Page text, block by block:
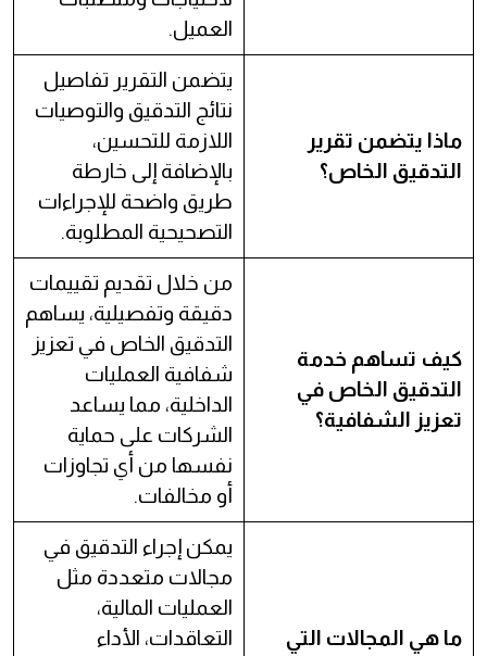
العميل.
ماذا يتضمن تقرير
التدقيق الخاص؟
يتضمن التقرير تفاصيل
نتائج التدقيق والتوصيات
اللازمة للتحسين،
بالإضافة إلى خارطة
طريق واضحة للإجراءات
التصحيحية المطلوبة.
كيف تساهم خدمة
التدقيق الخاص في
تعزيز الشفافية؟
من خلال تقديم تقييمات
دقيقة وتفصيلية، يساهم
التدقيق الخاص في تعزيز
شفافية العمليات
الداخلية، مما يساعد
الشركات على حماية
نفسها من أي تجاوزات
أو مخالفات.
ما هي المجالات التي
يمكن إجراء التدقيق في
مجالات متعددة مثل
العمليات المالية،
التعاقدات، الأداء